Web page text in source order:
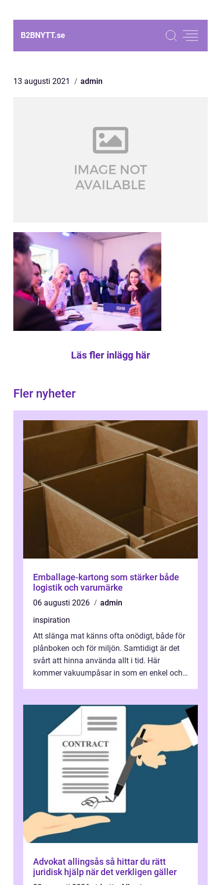
B2BNYTT.se
13 augusti 2021 admin
Läs fler inlägg här
Fler nyheter
Emballage-kartong som stärker både
logistik och varumärke
06 augusti 2026
admin
inspiration
Att slänga mat känns ofta onödigt, både för
plånboken och för miljön. Samtidigt är det
svårt att hinna använda allt i tid. Här
kommer vakuumpåsar in som en enkel och
Advokat allingsås så hittar du rätt
juridisk hjälp när det verkligen gäller